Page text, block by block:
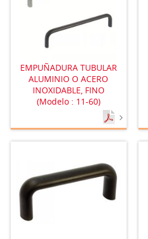
EMPUÑADURA TUBULAR
ALUMINIO O ACERO
INOXIDABLE, FINO
(Modelo : 11-60)